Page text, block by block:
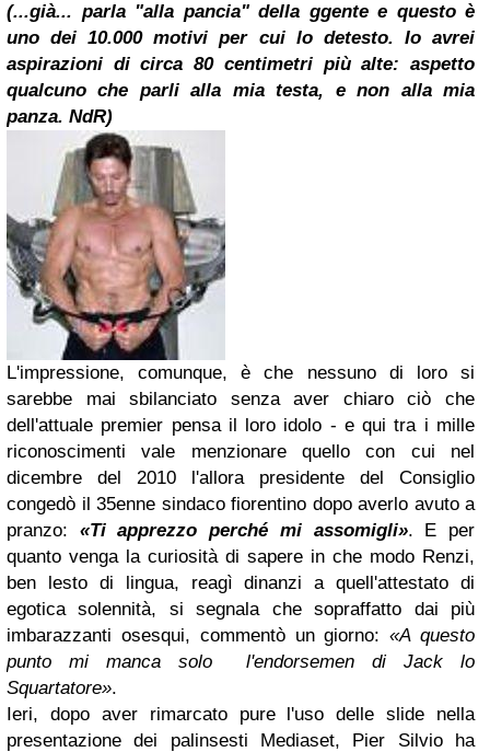
(...già... parla "alla pancia" della ggente e questo è
uno dei 10.000 motivi per cui lo detesto. Io avrei
aspirazioni di circa 80 centimetri più alte: aspetto
qualcuno che parli alla mia testa, e non alla mia
panza. NdR)
L'impressione, comunque, è che nessuno di loro si
sarebbe mai sbilanciato senza aver chiaro ciò che
dell'attuale premier pensa il loro idolo - e qui tra i mille
riconoscimenti vale menzionare quello con cui nel
dicembre del 2010 l'allora presidente del Consiglio
congedò il 35enne sindaco fiorentino dopo averlo avuto a
pranzo: «Ti apprezzo perché mi assomigli». E per
quanto venga la curiosità di sapere in che modo Renzi,
ben lesto di lingua, reagì dinanzi a quell'attestato di
egotica solennità, si segnala che sopraffatto dai più
imbarazzanti osesqui, commentò un giorno:«A questo
punto mi manca solo l'endorsemen di Jack lo
Squartatore».
Ieri, dopo aver rimarcato pure l'uso delle slide nella
presentazione dei palinsesti Mediaset, Pier Silvio ha